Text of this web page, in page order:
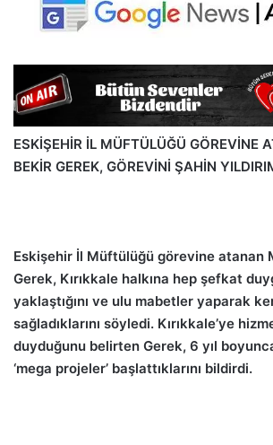
ESKİŞEHİR İL MÜFTÜLÜĞÜ GÖREVİNE
BEKİR GEREK, GÖREVİNİ ŞAHİN
Eskişehir İl Müftülüğü görevine atanan
Gerek, Kırıkkale halkına hep şefkat
yaklaştığını ve ulu mabetler yaparak
sağladıklarını söyledi. Kırıkkale’ye
duyduğunu belirten Gerek, 6 yıl boyunca
‘mega projeler’ başlattıklarını bildirdi.